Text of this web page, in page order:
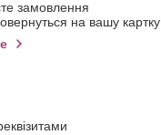
замовлення
на вашу картку